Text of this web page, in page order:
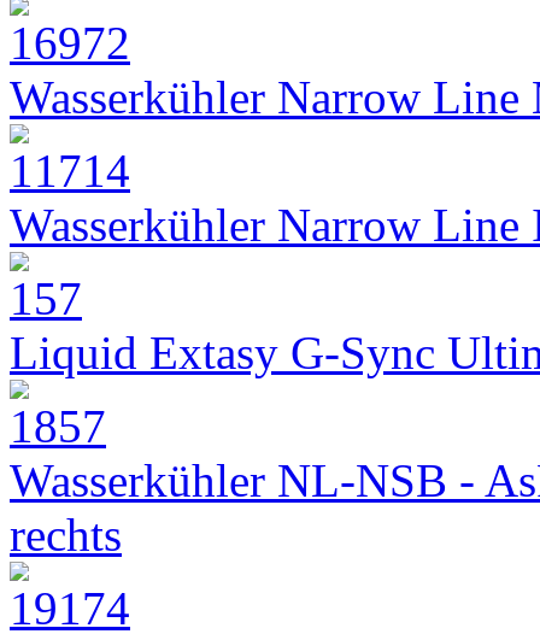
Wasserkühler Narrow
Wasserkühler Narrow
Liquid Extasy G-Sync
Wasserkühler NL-NSB -
rechts